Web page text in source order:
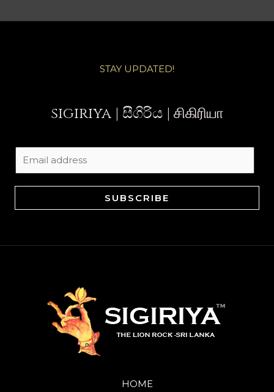
STAY UPDATED!
sigiriya | සීගිරිය | சிகிரியா
m
a
SUBSCRIBE
HOME